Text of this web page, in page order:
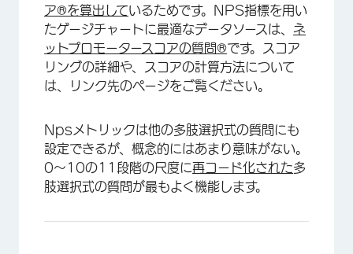
ア®を算出しているためです。NPS指標を用い
たゲージチャートに最適なデータソースは、 ネ
ットプロモータースコアの質問®です。スコア
リングの詳細や、スコアの計算方法について
は、リンク先のページをご覧ください。
Npsメトリックは他の多肢選択式の質問にも
設定できるが、概念的にはあまり意味がない。
0～10の11段階の尺度に再コード化された多
肢選択式の質問が最もよく機能します。